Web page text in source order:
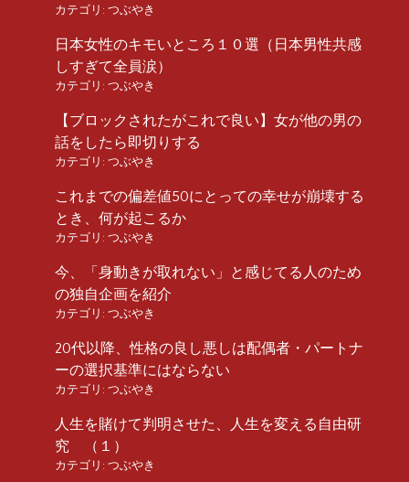
カテゴリ: つぶやき
日本女性のキモいところ１０選（日本男性共感
しすぎて全員涙）
カテゴリ: つぶやき
【ブロックされたがこれで良い】女が他の男の
話をしたら即切りする
カテゴリ: つぶやき
これまでの偏差値50にとっての幸せが崩壊する
とき、何が起こるか
カテゴリ: つぶやき
今、「身動きが取れない」と感じてる人のため
の独自企画を紹介
カテゴリ: つぶやき
20代以降、性格の良し悪しは配偶者・パートナ
ーの選択基準にはならない
カテゴリ: つぶやき
人生を賭けて判明させた、人生を変える自由研
究 （１）
カテゴリ: つぶやき